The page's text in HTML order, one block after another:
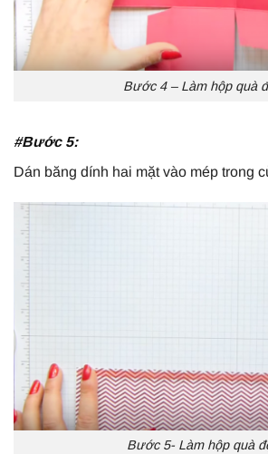
Bước 4 – Làm hộp quà
#Bước 5:
Dán băng dính hai mặt vào mép trong
Bước 5- Làm hộp quà